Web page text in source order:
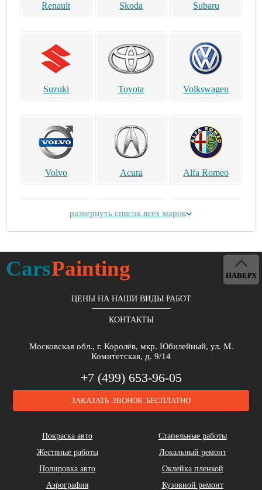
Renault Skoda Subaru
Suzuki Toyota Volkswagen
Volvo Acura Alfa Romeo
развернуть список всех марок
CarsPainting
ЦЕНЫ НА НАШИ ВИДЫ РАБОТ
КОНТАКТЫ
Московская обл., г. Королёв, мкр. Юбилейный, ул. М.
Комитетская, д. 9/14
+7 (499) 653-96-05
ЗАКАЗАТЬ ЗВОНОК БЕСПЛАТНО
Покраска авто
Стапельные работы
Жестяные работы
Локальный ремонт
Полировка авто
Оклейка пленкой
Аэрография
Кузовной ремонт
НАВЕРХ